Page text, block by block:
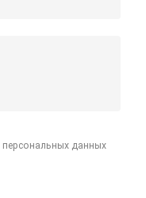
персональных данных